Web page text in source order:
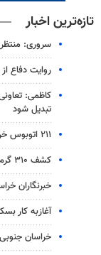
تازه‌ترین اخبار
سروری:
روایت دفاع
کاظمی:
تبدیل شود
۲۱۱ اتوبوس خراسان جنوبی در آماده‌باش اعزام زائران به مشهد
کشف ۳۱۰ گرم تریاک از معده مسافر اتوبوس در قاینات
خبرنگاران
آغازبه کار
خراسان